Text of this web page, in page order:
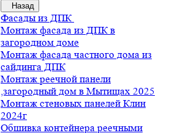
Назад
Фасады из ДПК
Монтаж фасада из ДПК в
загородном доме
Монтаж фасада частного дома из
сайдинга ДПК
Монтаж реечной панели
,загородный дом в Мытищах 2025
Монтаж стеновых панелей Клин
2024г
Обшивка контейнера реечными